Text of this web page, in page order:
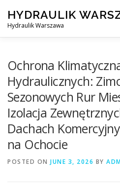
content
HYDRAULIK
Hydraulik Warszawa
OBSŁUGIWANE
KONTAKT
Ochrona
Hydraulicznych:
Sezonowych Rur
Izolacja
Dachach
na Ochocie
POSTED ON JUNE 3, 2026 BY